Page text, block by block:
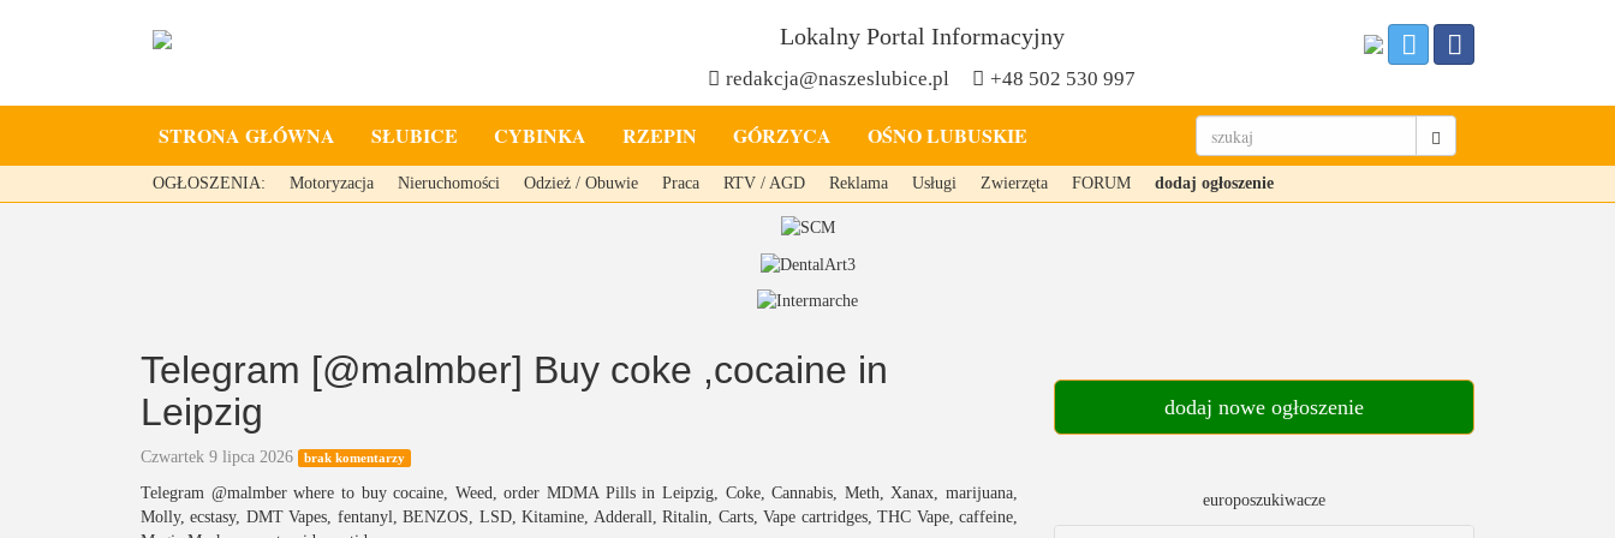
Lokalny Portal Informacyjny
redakcja@naszeslubice.pl +48 502 530 997
STRONA GŁÓWNA SŁUBICE CYBINKA RZEPIN GÓRZYCA OŚNO LUBUSKIE
OGŁOSZENIA: Motoryzacja Nieruchomości Odzież / Obuwie Praca RTV / AGD Reklama Usługi Zwierzęta FORUM dodaj ogłoszenie
Telegram [@malmber] Buy coke ,cocaine in
Leipzig
Czwartek 9 lipca 2026 brak komentarzy
Telegram @malmber where to buy cocaine, Weed, order MDMA Pills in Leipzig, Coke, Cannabis, Meth, Xanax, marijuana,
Molly, ecstasy, DMT Vapes, fentanyl, BENZOS, LSD, Kitamine, Adderall, Ritalin, Carts, Vape cartridges, THC Vape, caffeine,
dodaj nowe ogłoszenie
europoszukiwacze